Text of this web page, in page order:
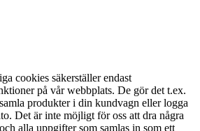
cookies säkerställer endast
på vår webbplats. De gör det t.ex.
produkter i din kundvagn eller logga
Det är inte möjligt för oss att dra några
alla uppgifter som samlas in som ett